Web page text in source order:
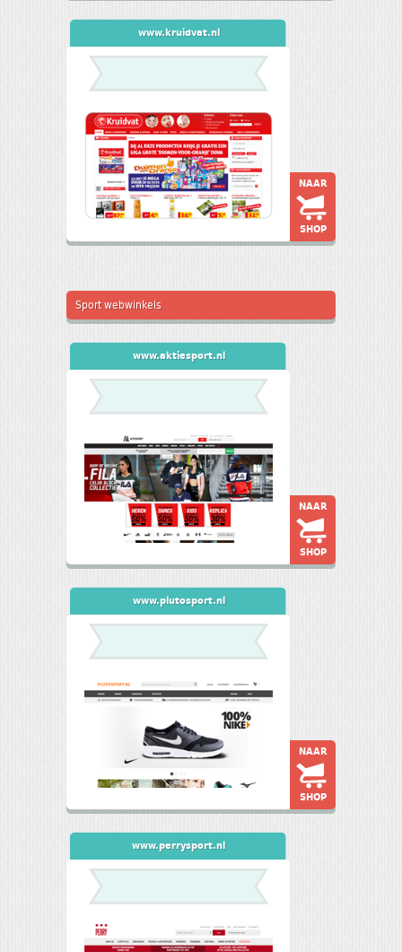
www.kruidvat.nl
NAAR
SHOP
Sport webwinkels
www.aktiesport.nl
NAAR
SHOP
www.plutosport.nl
NAAR
SHOP
www.perrysport.nl